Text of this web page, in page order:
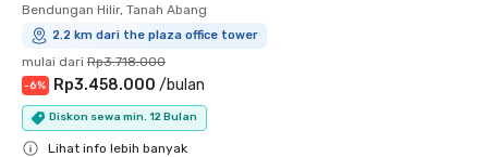
Bendungan Hilir, Tanah Abang
2.2 km dari the plaza office tower
mulai dari Rp3.718.000
-6% Rp3.458.000 /bulan
Diskon sewa min. 12 Bulan
Lihat info lebih banyak